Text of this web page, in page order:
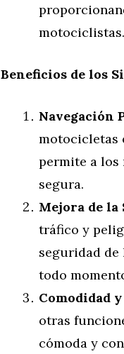
motociclistas.
Beneficios de los
Navegación
motocicletas
permite a los
segura.
Mejora de la
tráfico y
seguridad
todo
Comodidad
otras
cómoda y